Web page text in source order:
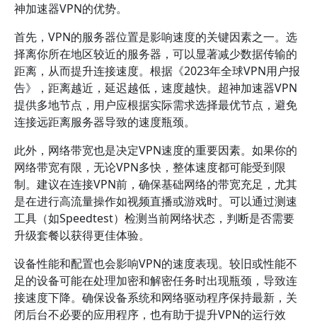
神加速器VPN的优势。
首先，VPN的服务器位置是影响速度的关键因素之一。选
择离你所在地区较近的服务器，可以显著减少数据传输的
距离，从而提升连接速度。根据《2023年全球VPN用户报
告》，距离越近，延迟越低，速度越快。超神加速器VPN
提供多地节点，用户应根据实际需求选择最优节点，避免
连接远距离服务器导致的速度瓶颈。
此外，网络带宽也是决定VPN速度的重要因素。如果你的
网络带宽有限，无论VPN多快，整体速度都可能受到限
制。建议在连接VPN前，确保基础网络的带宽充足，尤其
是在进行高流量操作如视频直播或游戏时。可以通过测速
工具（如Speedtest）检测当前网络状态，判断是否需要
升级套餐以获得更佳体验。
设备性能和配置也会影响VPN的速度表现。较旧或性能不
足的设备可能在处理加密和解密任务时出现瓶颈，导致连
接速度下降。确保设备系统和网络驱动程序保持最新，关
闭后台不必要的应用程序，也有助于提升VPN的运行效